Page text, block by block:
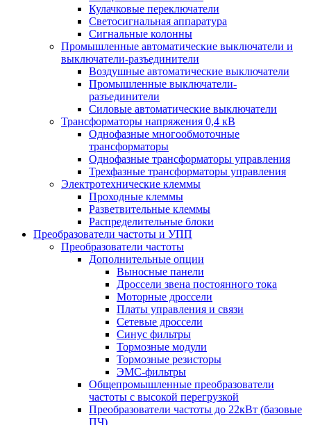
Кулачковые переключатели
Светосигнальная аппаратура
Сигнальные колонны
Промышленные автоматические выключатели и
выключатели-разъединители
Воздушные автоматические выключатели
Промышленные выключатели-
разъединители
Силовые автоматические выключатели
Трансформаторы напряжения 0,4 кВ
Однофазные многообмоточные
трансформаторы
Однофазные трансформаторы управления
Трехфазные трансформаторы управления
Электротехнические клеммы
Проходные клеммы
Разветвительные клеммы
Распределительные блоки
Преобразователи частоты и УПП
Преобразователи частоты
Дополнительные опции
Выносные панели
Дроссели звена постоянного тока
Моторные дроссели
Платы управления и связи
Сетевые дроссели
Синус фильтры
Тормозные модули
Тормозные резисторы
ЭМС-фильтры
Общепромышленные преобразователи
частоты с высокой перегрузкой
Преобразователи частоты до 22кВт (базовые
ПЧ)